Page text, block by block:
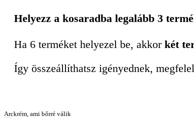
Helyezz a kosaradba legalább 3
Ha 6 terméket helyezel be, akkor két
Így összeállíthatsz igényednek,
Arckrém, ami bőrré válik